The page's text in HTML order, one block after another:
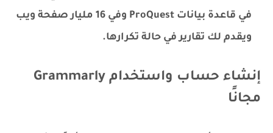
في قاعدة بيانات ProQuest وفي 16 مليار صفحة ويب
ويقدم لك تقارير في حالة تكرارها.
إنشاء حساب واستخدام Grammarly
مجانًا